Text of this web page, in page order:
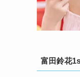
富田鈴花